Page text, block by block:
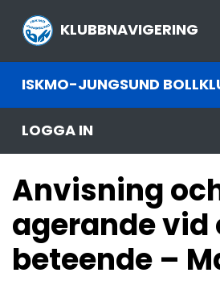
KLUBBNAVIGERING
ISKMO-JUNGSUND
LOGGA IN
Anvisning
agerande
beteende –